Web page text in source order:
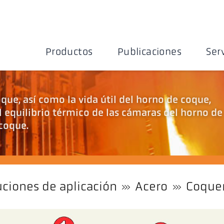
Productos Publicaciones
así como la vida útil del horno de coque,
térmico de las cámaras del horno de
de aplicación Acero